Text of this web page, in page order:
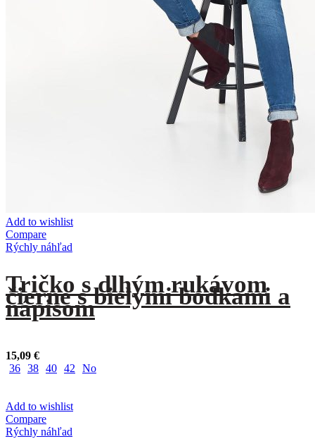
Add to wishlist
Compare
Rýchly náhľad
Tričko s dlhým rukávom
čierne s bielymi bodkami a
nápisom
15,09 €
36 38 40 42 No
Add to wishlist
Compare
Rýchly náhľad